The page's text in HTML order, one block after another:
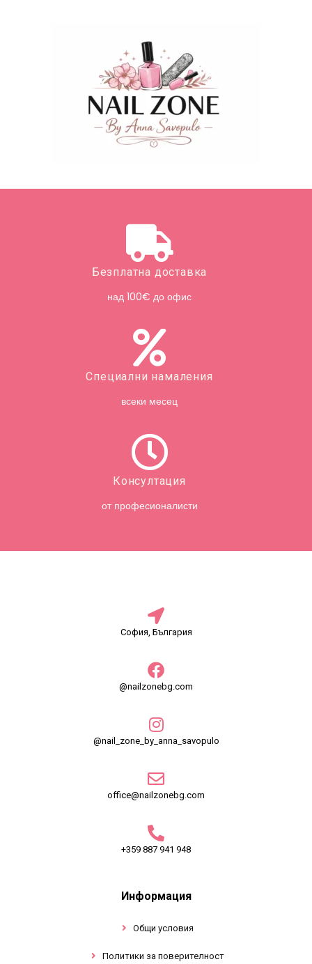
Безплатна доставка
над 100€ до офис
Специални намаления
всеки месец
Консултация
от професионалисти
София, България
@nailzonebg.com
@nail_zone_by_anna_savopulo
office@nailzonebg.com
+359 887 941 948
Информация
Общи условия
Политики за поверителност